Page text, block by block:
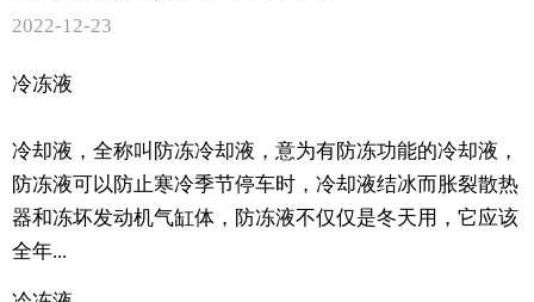
2022-12-23
冷冻液
冷却液，全称叫防冻冷却液，意为有防冻功能的冷却液，
防冻液可以防止寒冷季节停车时，冷却液结冰而胀裂散热
器和冻坏发动机气缸体，防冻液不仅仅是冬天用，它应该
全年...